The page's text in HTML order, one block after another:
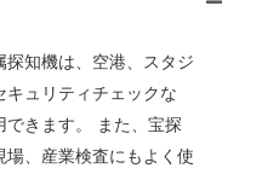
知機は、空港、スタジ
キュリティチェックな
できます。 また、宝探
場、産業検査にもよく使